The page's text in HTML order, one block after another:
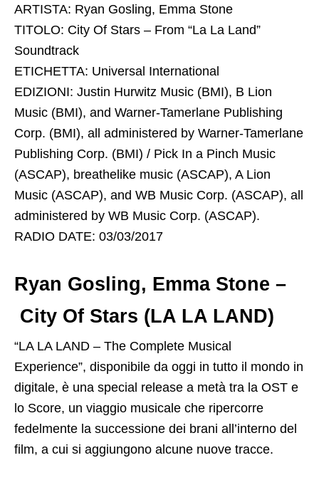
ARTISTA: Ryan Gosling, Emma Stone
TITOLO: City Of Stars – From “La La Land”
Soundtrack
ETICHETTA: Universal International
EDIZIONI: Justin Hurwitz Music (BMI), B Lion
Music (BMI), and Warner-Tamerlane Publishing
Corp. (BMI), all administered by Warner-Tamerlane
Publishing Corp. (BMI) / Pick In a Pinch Music
(ASCAP), breathelike music (ASCAP), A Lion
Music (ASCAP), and WB Music Corp. (ASCAP), all
administered by WB Music Corp. (ASCAP).
RADIO DATE: 03/03/2017
Ryan Gosling, Emma Stone –
City Of Stars (LA LA LAND)
“LA LA LAND – The Complete Musical
Experience”, disponibile da oggi in tutto il mondo in
digitale, è una special release a metà tra la OST e
lo Score, un viaggio musicale che ripercorre
fedelmente la successione dei brani all’interno del
film, a cui si aggiungono alcune nuove tracce.